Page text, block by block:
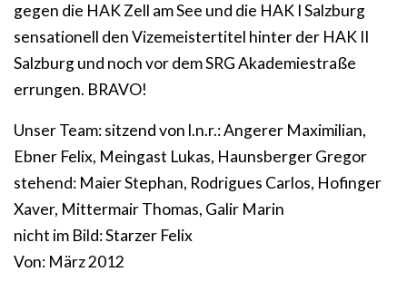
gegen die HAK Zell am See und die HAK I Salzburg
sensationell den Vizemeistertitel hinter der HAK II
Salzburg und noch vor dem SRG Akademiestraße
errungen. BRAVO!
Unser Team: sitzend von l.n.r.: Angerer Maximilian,
Ebner Felix, Meingast Lukas, Haunsberger Gregor
stehend: Maier Stephan, Rodrigues Carlos, Hofinger
Xaver, Mittermair Thomas, Galir Marin
nicht im Bild: Starzer Felix
Von: März 2012